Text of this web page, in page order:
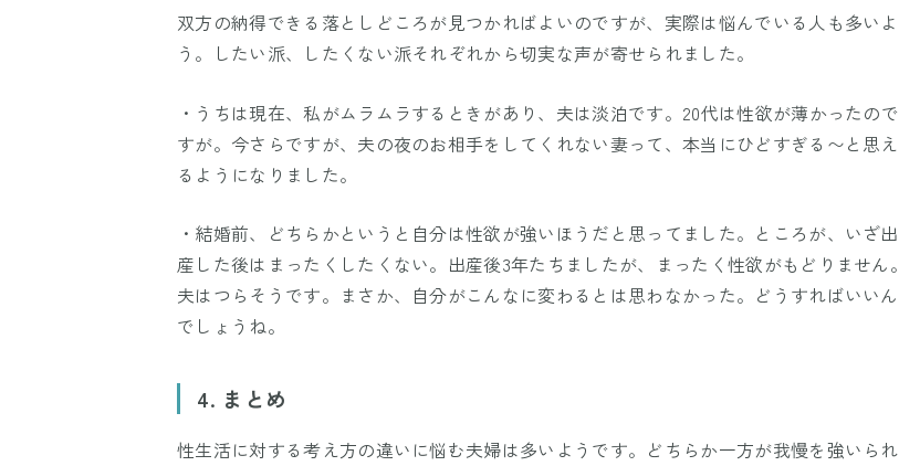
双方の納得できる落としどころが見つかればよいのですが、実際は悩んでいる人も多いよ
う。したい派、したくない派それぞれから切実な声が寄せられました。
・うちは現在、私がムラムラするときがあり、夫は淡泊です。20代は性欲が薄かったので
すが。今さらですが、夫の夜のお相手をしてくれない妻って、本当にひどすぎる〜と思え
るようになりました。
・結婚前、どちらかというと自分は性欲が強いほうだと思ってました。ところが、いざ出
産した後はまったくしたくない。出産後3年たちましたが、まったく性欲がもどりません。
夫はつらそうです。まさか、自分がこんなに変わるとは思わなかった。どうすればいいん
でしょうね。
4. まとめ
性生活に対する考え方の違いに悩む夫婦は多いようです。どちらか一方が我慢を強いられ